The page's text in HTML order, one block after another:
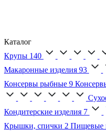
Каталог
Крупы 140
Макаронные изделия 93
Консервы рыбные 9
Кондитерские изделия 7
Крышки, спички 2 Пищевые